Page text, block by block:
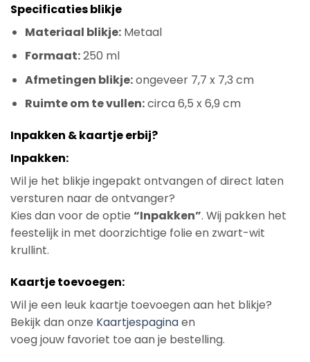
Specificaties blikje
Materiaal blikje:Metaal
Formaat:250 ml
Afmetingen blikje:ongeveer 7,7 x 7,3 cm
Ruimte om te vullen:circa 6,5 x 6,9 cm
Inpakken & kaartje erbij?
Inpakken:
Wil je het blikje ingepakt ontvangen of direct laten
versturen naar de ontvanger?
Kies dan voor de optie “Inpakken”. Wij pakken het
feestelijk in met doorzichtige folie en zwart-wit
krullint.
Kaartje toevoegen:
Wil je een leuk kaartje toevoegen aan het blikje?
Bekijk dan onze Kaartjespaginaen
voeg jouw favoriet toe aan je bestelling.